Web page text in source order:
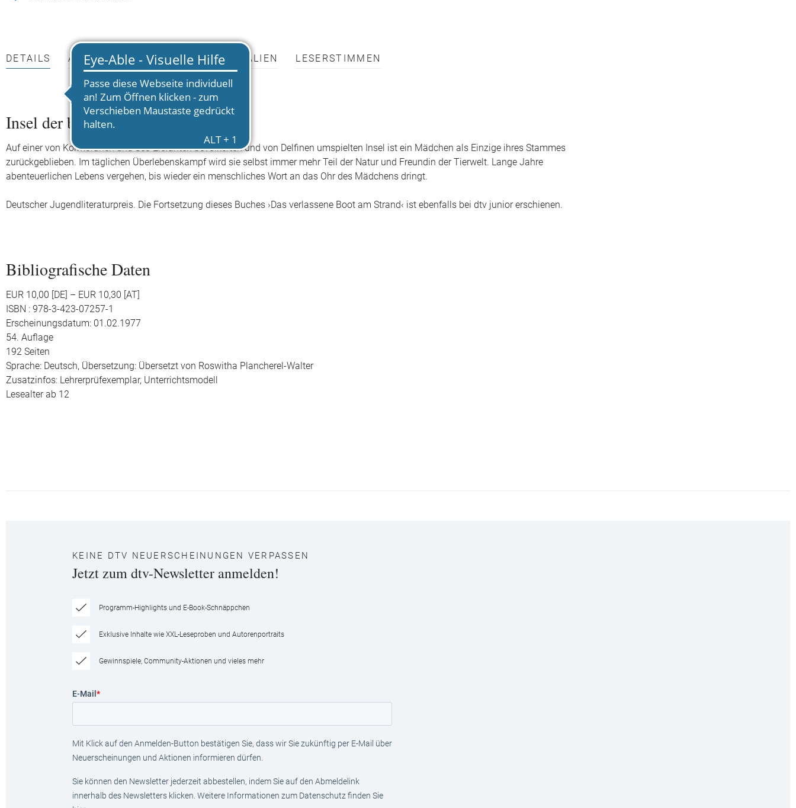
DETAILS AUTOR*INNEN PRESSEMATERIALIEN LESERSTIMMEN
Insel der blauen Delfine
Auf einer von Kormoranen und See-Elefanten bevölkerten und von Delfinen umspielten Insel ist ein Mädchen als Einzige ihres Stammes
zurückgeblieben. Im täglichen Überlebenskampf wird sie selbst immer mehr Teil der Natur und Freundin der Tierwelt. Lange Jahre
abenteuerlichen Lebens vergehen, bis wieder ein menschliches Wort an das Ohr des Mädchens dringt.
Deutscher Jugendliteraturpreis. Die Fortsetzung dieses Buches ›Das verlassene Boot am Strand‹ ist ebenfalls bei dtv junior erschienen.
Bibliografische Daten
EUR 10,00 [DE] – EUR 10,30 [AT]
ISBN : 978-3-423-07257-1
Erscheinungsdatum: 01.02.1977
54. Auflage
192 Seiten
Sprache: Deutsch, Übersetzung: Übersetzt von Roswitha Plancherel-Walter
Zusatzinfos: Lehrerprüfexemplar, Unterrichtsmodell
Lesealter ab 12
KEINE DTV NEUERSCHEINUNGEN VERPASSEN
Jetzt zum dtv-Newsletter anmelden!
Programm-Highlights und E-Book-Schnäppchen
Exklusive Inhalte wie XXL-Leseproben und Autorenportraits
Gewinnspiele, Community-Aktionen und vieles mehr
E-Mail *
Mit Klick auf den Anmelden-Button bestätigen Sie, dass wir Sie zukünftig per E-Mail über
Neuerscheinungen und Aktionen informieren dürfen.
Sie können den Newsletter jederzeit abbestellen, indem Sie auf den Abmeldelink
innerhalb des Newsletters klicken. Weitere Informationen zum Datenschutz finden Sie